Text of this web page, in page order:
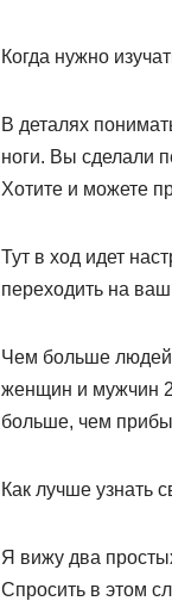
Когда нужно
В деталях
ноги. Вы сделали
Хотите и можете
Тут в ход идет
переходить на
Чем больше людей
женщин и мужчин
больше, чем
Как лучше узнать
Я вижу два
Спросить в этом